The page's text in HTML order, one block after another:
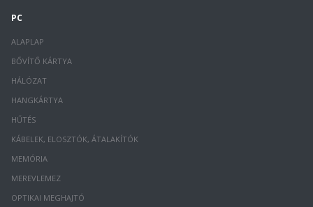
PC
ALAPLAP
BŐVÍTŐ KÁRTYA
HÁLÓZAT
HANGKÁRTYA
HŰTÉS
KÁBELEK, ELOSZTÓK, ÁTALAKÍTÓK
MEMÓRIA
MEREVLEMEZ
OPTIKAI MEGHAJTÓ